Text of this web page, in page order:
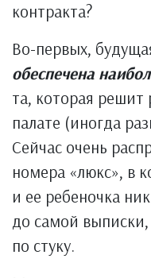
контракта?
Во-первых,
обеспечена
та, которая решит
палате (иногда
Сейчас очень
номера «люкс», в
и ее ребеночка
до самой выписки,
по стуку.